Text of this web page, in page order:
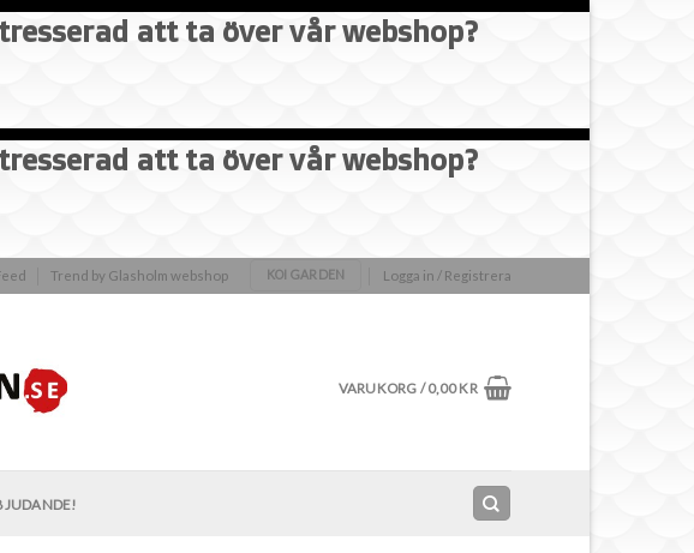
att ta över vår webshop?
att ta över vår webshop?
Trend by Glasholm webshop KOI GARDEN Logga in / Registrera
VARUKORG /0,00KR